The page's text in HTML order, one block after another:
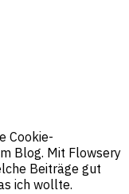
Cookie-
Blog. Mit Flowsery
Beiträge gut
ich wollte.